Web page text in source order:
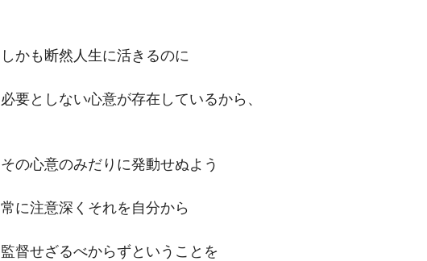
しかも断然人生に活きるのに
必要としない心意が存在しているから、
その心意のみだりに発動せぬよう
常に注意深くそれを自分から
監督せざるべからずということを